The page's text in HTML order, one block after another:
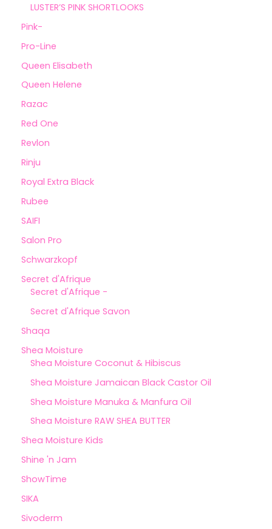
LUSTER’S PINK SHORTLOOKS
Pink-
Pro-Line
Queen Elisabeth
Queen Helene
Razac
Red One
Revlon
Rinju
Royal Extra Black
Rubee
SAIFI
Salon Pro
Schwarzkopf
Secret d'Afrique
Secret d'Afrique -
Secret d'Afrique Savon
Shaqa
Shea Moisture
Shea Moisture Coconut & Hibiscus
Shea Moisture Jamaican Black Castor Oil
Shea Moisture Manuka & Manfura Oil
Shea Moisture RAW SHEA BUTTER
Shea Moisture Kids
Shine 'n Jam
ShowTime
SIKA
Sivoderm